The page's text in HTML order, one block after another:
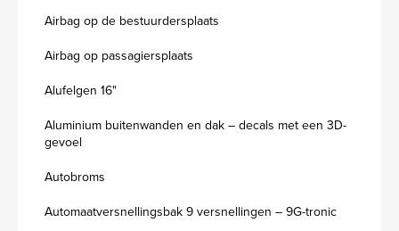
Airbag op de bestuurdersplaats
Airbag op passagiersplaats
Alufelgen 16"
Aluminium buitenwanden en dak – decals met een 3D-
gevoel
Autobroms
Automaatversnellingsbak 9 versnellingen – 9G-tronic